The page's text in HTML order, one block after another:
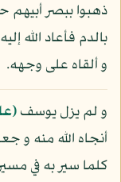
ذهبوا ببصر
بالدم فأعاد الله
و ألقاه على وجهه.
و لم يزل يوسف
أنجاه الله منه و
كلما سير به في